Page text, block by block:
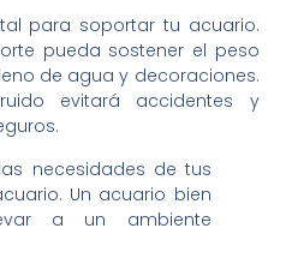
para soportar tu acuario.
pueda sostener el peso
de agua y decoraciones.
evitará accidentes y
necesidades de tus
Un acuario bien
a un ambiente